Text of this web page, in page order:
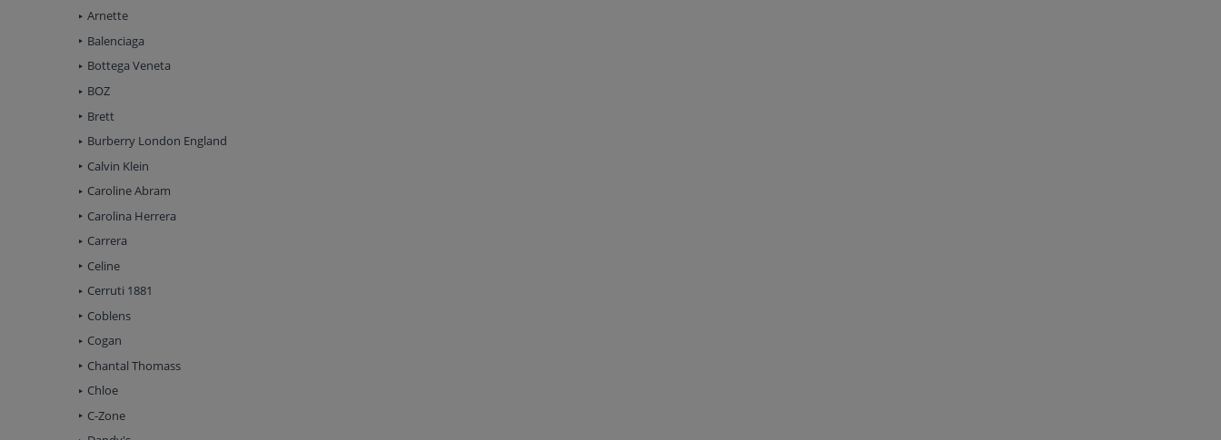
Arnette
Balenciaga
Bottega Veneta
BOZ
Brett
Burberry London England
Calvin Klein
Caroline Abram
Carolina Herrera
Carrera
Celine
Cerruti 1881
Coblens
Cogan
Chantal Thomass
Chloe
C-Zone